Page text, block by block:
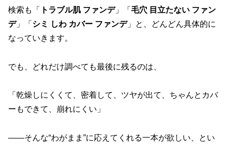
検索も「 トラブル肌 ファンデ」「 毛穴 目立たない ファン
デ」「 シミ しわ カバー ファンデ」と、どんどん具体的に
なっていきます。
でも、どれだけ調べても最後に残るのは、
「乾燥しにくくて、密着して、ツヤが出て、ちゃんとカバ
ーもできて、崩れにくい」
——そんな“わがまま”に応えてくれる一本が欲しい、とい